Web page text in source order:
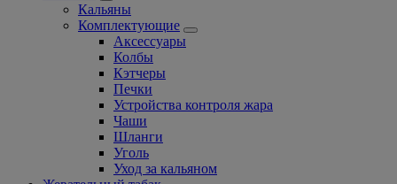
Кальяны
Комплектующие
Аксессуары
Колбы
Кэтчеры
Печки
Устройства контроля жара
Чаши
Шланги
Уголь
Уход за кальяном